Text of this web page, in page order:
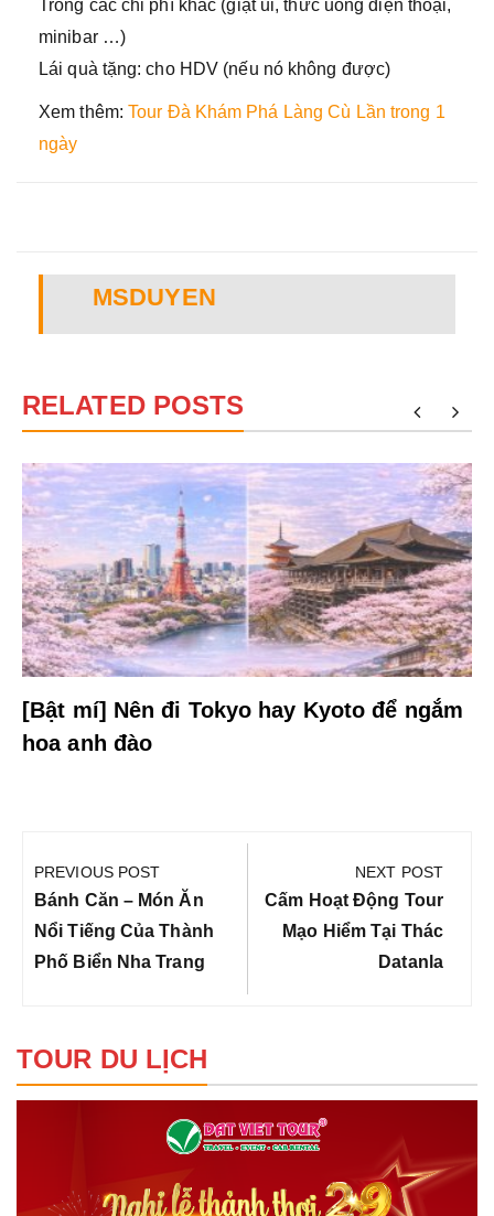
Trong các chi phí khác (giặt ủi, thức uống điện thoại,
minibar …)
Lái quà tặng: cho HDV (nếu nó không được)
Xem thêm: Tour Đà Khám Phá Làng Cù Lần trong 1
ngày
MSDUYEN
RELATED POSTS
[Bật mí] Nên đi Tokyo hay Kyoto để ngắm
hoa anh đào
hướng
bài
viết
PREVIOUS POST
Previous
Post:
Bánh Căn – Món Ăn
Nổi Tiếng Của Thành
Phố Biển Nha Trang
NEXT POST
Next
Post:
Cấm Hoạt Động Tour
Mạo Hiểm Tại Thác
Datanla
TOUR DU LỊCH